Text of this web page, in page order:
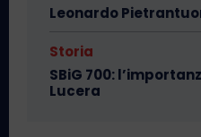
Leonardo
Storia
SBiG 700:
Lucera